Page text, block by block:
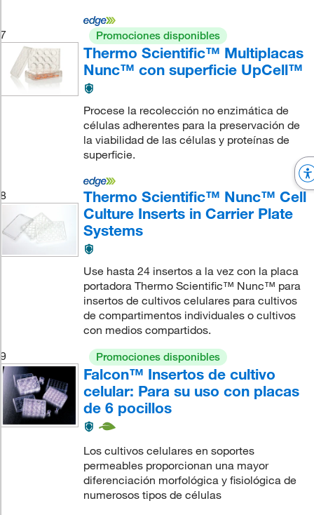
7 Promociones disponibles
Thermo Scientific™ Multiplacas
Nunc™ con superficie UpCell™
Procese la recolección no enzimática de
células adherentes para la preservación de
la viabilidad de las células y proteínas de
superficie.
8
Thermo Scientific™ Nunc™ Cell
Culture Inserts in Carrier Plate
Systems
Use hasta 24 insertos a la vez con la placa
portadora Thermo Scientific™ Nunc™ para
insertos de cultivos celulares para cultivos
de compartimentos individuales o cultivos
con medios compartidos.
9
Promociones disponibles
Falcon™ Insertos de cultivo
celular: Para su uso con placas
de 6 pocillos
Los cultivos celulares en soportes
permeables proporcionan una mayor
diferenciación morfológica y fisiológica de
numerosos tipos de células